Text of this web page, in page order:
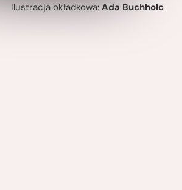
Ilustracja okładkowa: Ada Buchholc